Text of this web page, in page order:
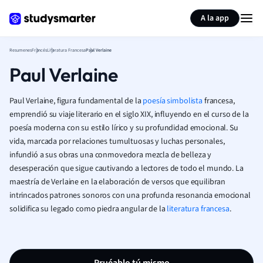
A la app
ResumenesFrancésLiteratura FrancesaPaul Verlaine
Paul Verlaine
Paul Verlaine, figura fundamental de la poesía simbolista francesa,
emprendió su viaje literario en el siglo XIX, influyendo en el curso de la
poesía moderna con su estilo lírico y su profundidad emocional. Su
vida, marcada por relaciones tumultuosas y luchas personales,
infundió a sus obras una conmovedora mezcla de belleza y
desesperación que sigue cautivando a lectores de todo el mundo. La
maestría de Verlaine en la elaboración de versos que equilibran
intrincados patrones sonoros con una profunda resonancia emocional
solidifica su legado como piedra angular de la literatura francesa.
Resumir página